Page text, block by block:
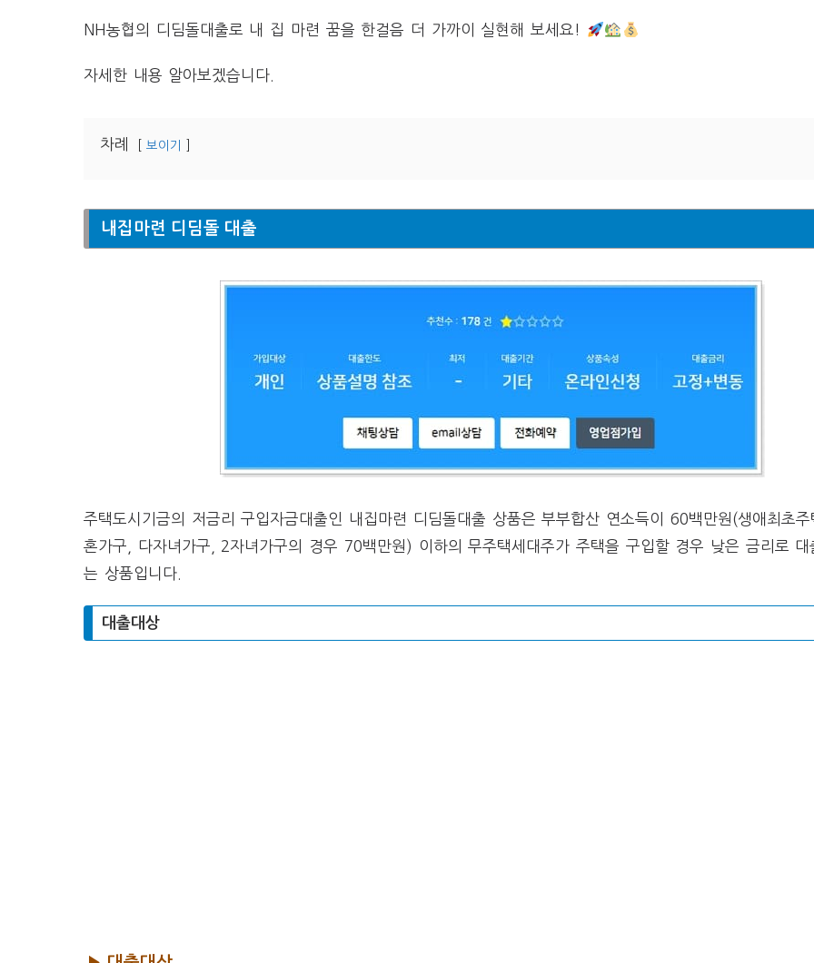
NH농협의 디딤돌대출로 내 집 마련 꿈을 한걸음 더 가까이 실현해 보세요!
자세한 내용 알아보겠습니다.
차례 보이기
내집마련 디딤돌 대출
주택도시기금의 저금리 구입자금대출인 내집마련 디딤돌대출 상품은 부부합산 연소득이 60백만원(생애최초
혼가구, 다자녀가구, 2자녀가구의 경우 70백만원) 이하의 무주택세대주가 주택을 구입할 경우 낮은 금리로 대
는 상품입니다.
대출대상